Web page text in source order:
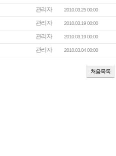
관리자 2010.03.25 00:00
관리자 2010.03.19 00:00
관리자 2010.03.19 00:00
관리자 2010.03.04 00:00
처음목록